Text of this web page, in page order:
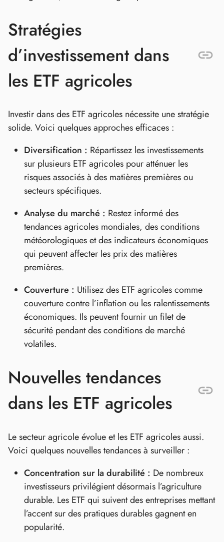
Stratégies
d’investissement dans
les ETF agricoles
Investir dans des ETF agricoles nécessite une stratégie
solide. Voici quelques approches efficaces :
Diversification : Répartissez les investissements
sur plusieurs ETF agricoles pour atténuer les
risques associés à des matières premières ou
secteurs spécifiques.
Analyse du marché : Restez informé des
tendances agricoles mondiales, des conditions
météorologiques et des indicateurs économiques
qui peuvent affecter les prix des matières
premières.
Couverture : Utilisez des ETF agricoles comme
couverture contre l’inflation ou les ralentissements
économiques. Ils peuvent fournir un filet de
sécurité pendant des conditions de marché
volatiles.
Nouvelles tendances
dans les ETF agricoles
Le secteur agricole évolue et les ETF agricoles aussi.
Voici quelques nouvelles tendances à surveiller :
Concentration sur la durabilité : De nombreux
investisseurs privilégient désormais l’agriculture
durable. Les ETF qui suivent des entreprises mettant
l’accent sur des pratiques durables gagnent en
popularité.